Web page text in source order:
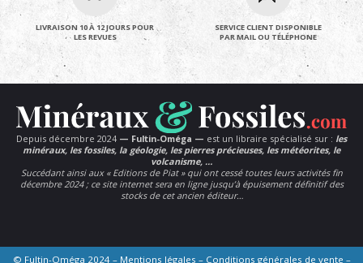
LIVRAISON 10 À 12 JOURS POUR
LES REVUES
SERVICE CLIENT DISPONIBLE
PAR MAIL OU TÉLÉPHONE
Depuis décembre 2024 — Fultin-Oméga — est un libraire spécialisé sur : les
minéraux, les fossiles, la géologie, les pierres précieuses, les météorites, le
volcanisme, …
Succédant ainsi aux « Editions de Piat » qui ont cessé toutes leurs activités fin
décembre 2024 ; ce site internet sera en ligne jusqu’à épuisement définitif des
stocks de cet ancien éditeur…
© Fultin-Oméga 2024 – Mentions légales – Conditions générales de vente –